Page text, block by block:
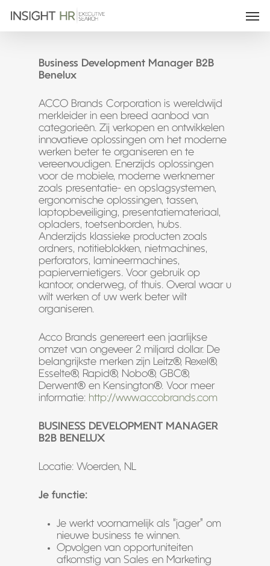
Business Development Manager B2B
Benelux
ACCO Brands Corporation is wereldwijd
merkleider in een breed aanbod van
categorieën. Zij verkopen en ontwikkelen
innovatieve oplossingen om het moderne
werken beter te organiseren en te
vereenvoudigen. Enerzijds oplossingen
voor de mobiele, moderne werknemer
zoals presentatie- en opslagsystemen,
ergonomische oplossingen, tassen,
laptopbeveiliging, presentatiemateriaal,
opladers, toetsenborden, hubs.
Anderzijds klassieke producten zoals
ordners, notitieblokken, nietmachines,
perforators, lamineermachines,
papiervernietigers. Voor gebruik op
kantoor, onderweg, of thuis. Overal waar u
wilt werken of uw werk beter wilt
organiseren.
Acco Brands genereert een jaarlijkse
omzet van ongeveer 2 miljard dollar. De
belangrijkste merken zijn Leitz®, Rexel®,
Esselte®, Rapid®, Nobo®, GBC®,
Derwent® en Kensington®. Voor meer
informatie: http://www.accobrands.com
BUSINESS DEVELOPMENT MANAGER
B2B BENELUX
Locatie: Woerden, NL
Je functie:
Je werkt voornamelijk als “jager” om
nieuwe business te winnen.
Opvolgen van opportuniteiten
afkomstig van Sales en Marketing